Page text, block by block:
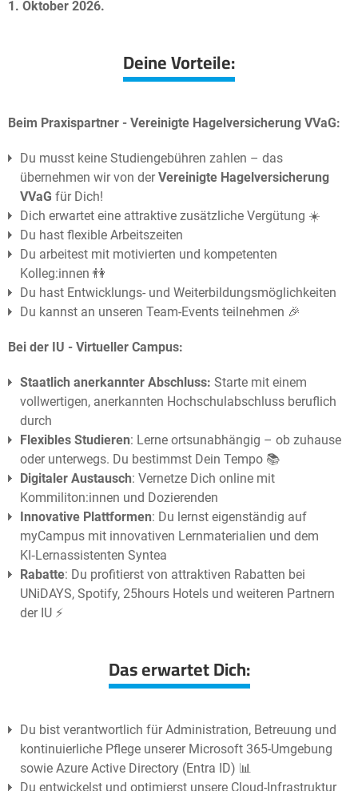
1. Oktober 2026.
Deine Vorteile:
Beim Praxispartner - Vereinigte Hagelversicherung VVaG:
Du musst keine Studiengebühren zahlen – das
übernehmen wir von derVereinigte Hagelversicherung
VVaG für Dich!
Dich erwartet eine attraktive zusätzliche Vergütung ☀️
Du hast flexible Arbeitszeiten
Du arbeitest mit motivierten und kompetenten
Kolleg:innen 👫
Du hast Entwicklungs- und Weiterbildungsmöglichkeiten
Du kannst an unseren Team-Events teilnehmen 🎉
Bei der IU - Virtueller Campus:
Staatlich anerkannter Abschluss: Starte mit einem
vollwertigen, anerkannten Hochschulabschluss beruflich
durch
Flexibles Studieren: Lerne ortsunabhängig – ob zuhause
oder unterwegs. Du bestimmst Dein Tempo 📚
Digitaler Austausch: Vernetze Dich online mit
Kommiliton:innen und Dozierenden
Innovative Plattformen: Du lernst eigenständig auf
myCampus mit innovativen Lernmaterialien und dem
KI‑Lernassistenten Syntea
Rabatte: Du profitierst von attraktiven Rabatten bei
UNiDAYS, Spotify, 25hours Hotels und weiteren Partnern
der IU ⚡️
Das erwartet Dich:
Du bist verantwortlich für Administration, Betreuung und
kontinuierliche Pflege unserer Microsoft 365-Umgebung
sowie Azure Active Directory (Entra ID) 📊
Du entwickelst und optimierst unsere Cloud-Infrastruktur